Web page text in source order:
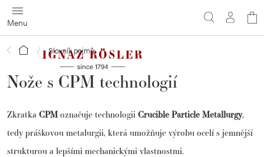
Přejít
na
obsah
Domů Slovník pojmů
Nože s CPM technologií
Zkratka CPM označuje technologii Crucible Particle Metallurgy,
tedy práškovou metalurgii, která umožňuje výrobu ocelí s jemnější
strukturou a lepšími mechanickými vlastnostmi.